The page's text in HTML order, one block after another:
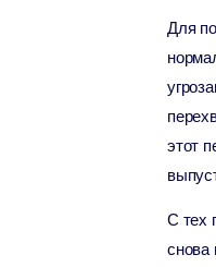
Attraction in
At The Top
(Standard) +
Attraction in
IMG Worlds
Attraction in
Для
этот
С тех
снова